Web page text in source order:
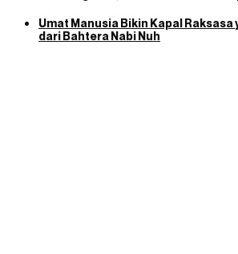
Umat Manusia Bikin Kapal
dari Bahtera Nabi Nuh